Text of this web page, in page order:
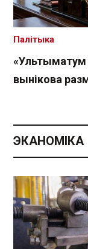
«Ультыматум
вынікова
Палітыка
ЭКАНОМІКА